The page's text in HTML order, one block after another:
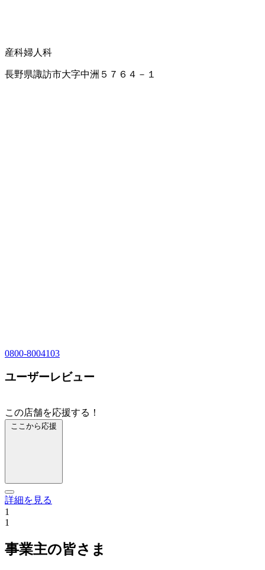
産科婦人科
長野県諏訪市大字中洲５７６４－１
0800-8004103
ユーザーレビュー
この店舗を応援する！
ここから応援
詳細を見る
1
1
事業主の皆さま